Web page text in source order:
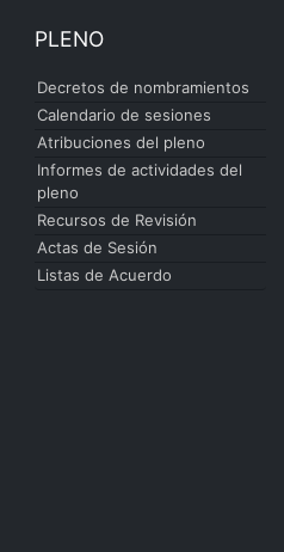
PLENO
Decretos de nombramientos
Calendario de sesiones
Atribuciones del pleno
Informes de actividades del
pleno
Recursos de Revisión
Actas de Sesión
Listas de Acuerdo